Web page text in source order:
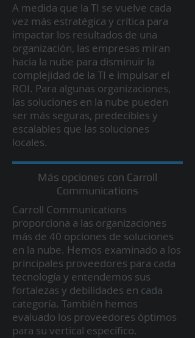
A medida que la TI se vuelve cada
vez más estratégica y crítica para
impactar los resultados de una
organización, las empresas miran
hacia la nube para disminuir la
complejidad de la TI e impulsar el
ROI. Para algunas organizaciones,
las soluciones en la nube pueden
ser más seguras, predecibles y
escalables que las soluciones
locales.
Más opciones con Carroll
Communications
Carroll Communications
proporciona a las organizaciones
más de 40 opciones de soluciones
en la nube. Hemos examinado a los
principales proveedores para cada
tecnología y entendemos sus
fortalezas y debilidades en cada
categoría. También hemos
evaluado los proveedores óptimos
para su vertical específico.